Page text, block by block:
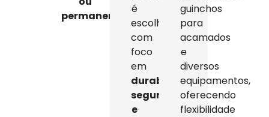
permanente
é
escolhido
com
foco
em
durabilidade,
segurança
e
guinchos
para
acamados
e
diversos
equipamentos,
oferecendo
flexibilidade